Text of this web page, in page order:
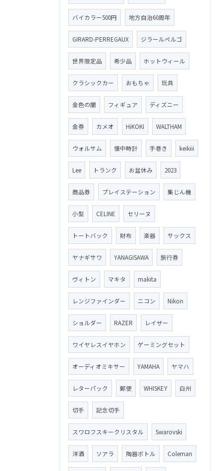
バイカラー500円 地方自治60周年
GIRARD-PERREGAUX ジラールペルゴ
世界限定品 希少品 ホットウィール
クラシックカー おもちゃ 玩具
金色の闇 フィギュア ディズニー
金券 カメオ HiKOKI WALTHAM
ウォルサム 懐中時計 手巻き keikiii
Lee トランク お盆休み 2023
商品券 プレイステーション 集じん機
小型 CELINE セリーヌ
トートバック 財布 楽器 サックス
ヤナギサワ YANAGISAWA 旅行券
ヴィトン マキタ makita
レンジファインダー ニコン Nikon
ショルダー RAZER レイザー
ワイヤレスイヤホン ゲーミングセット
オーディオミキサー YAMAHA ヤマハ
レターパック 郵便 WHISKEY 白州
切手 記念切手
スワロフスキークリスタル Swarovski
洋酒 ソアラ 陶器ボトル Coleman